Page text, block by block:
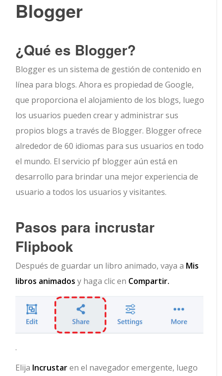
Blogger
¿Qué es Blogger?
Blogger es un sistema de gestión de contenido en
línea para blogs. Ahora es propiedad de Google,
que proporciona el alojamiento de los blogs, luego
los usuarios pueden crear y administrar sus
propios blogs a través de Blogger. Blogger ofrece
alrededor de 60 idiomas para sus usuarios en todo
el mundo. El servicio pf blogger aún está en
desarrollo para brindar una mejor experiencia de
usuario a todos los usuarios y visitantes.
Pasos para incrustar
Flipbook
Después de guardar un libro animado, vaya a Mis
libros animados y haga clic en Compartir.
.
Elija Incrustaren el navegador emergente, luego